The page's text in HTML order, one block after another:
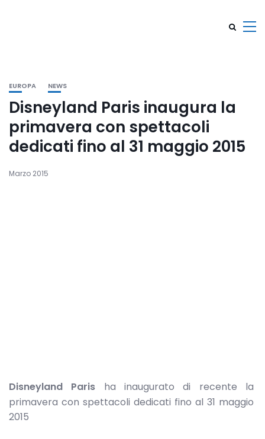
EUROPA NEWS
Disneyland Paris inaugura la
primavera con spettacoli
dedicati fino al 31 maggio 2015
Marzo 2015
Disneyland Paris ha inaugurato di recente la
primavera con spettacoli dedicati fino al 31 maggio
2015